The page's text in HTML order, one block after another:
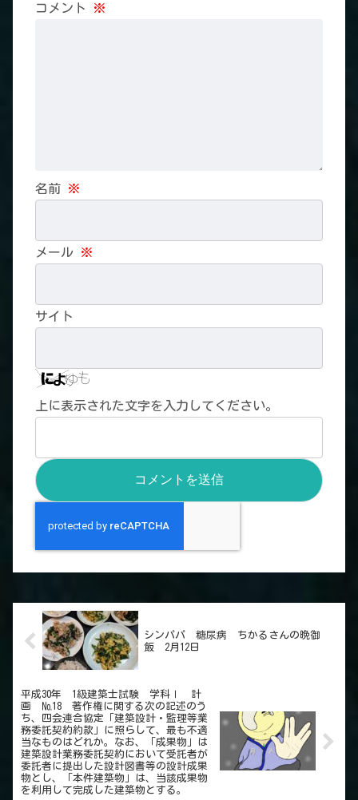
コメント ※
名前 ※
メール ※
サイト
上に表示された文字を入力してください。
シンパパ 糖尿病 ちかるさんの晩御
飯 2月12日
平成30年 1級建築士試験 学科Ⅰ 計
画 №18 著作権に関する次の記述のう
ち、四会連合協定「建築設計・監理等業
務委託契約約款」に照らして、最も不適
当なものはどれか。なお、「成果物」は
建築設計業務委託契約において受託者が
委託者に提出した設計図書等の設計成果
物とし、「本件建築物」は、当該成果物
を利用して完成した建築物とする。